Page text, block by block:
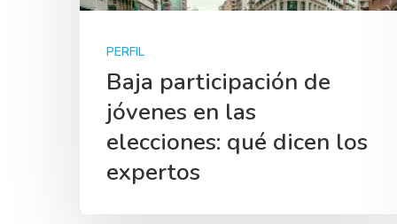
PERFIL
Baja participación de
jóvenes en las
elecciones: qué dicen los
expertos